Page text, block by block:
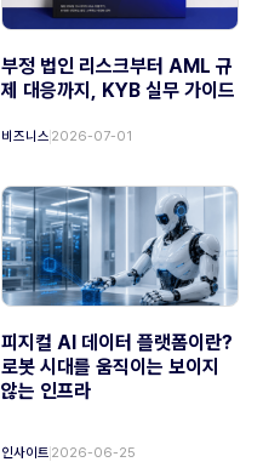
부정 법인 리스크부터 AML 규
제 대응까지, KYB 실무 가이드
비즈니스 2026-07-01
피지컬 AI 데이터 플랫폼이란?
로봇 시대를 움직이는 보이지
않는 인프라
인사이트 2026-06-25